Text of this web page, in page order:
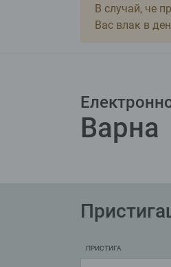
В случай, че
Вас влак в
Варна
ПРИСТИГА